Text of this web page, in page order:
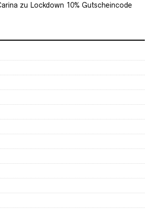
zu Lockdown 10% Gutscheincode